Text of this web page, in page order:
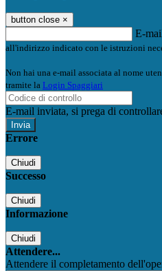
button close ×
E-
all'indirizzo indicato con le istruzioni
Non hai una e-mail associata al nome
tramite la Login Spaggiari
E-mail inviata, si prega di
Errore
Chiudi
Successo
Chiudi
Informazione
Chiudi
Attendere...
Attendere il completamento